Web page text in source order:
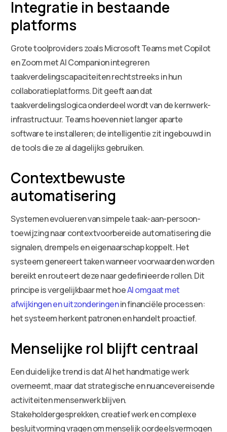
Integratie in bestaande
platforms
Grote toolproviders zoals Microsoft Teams met Copilot
en Zoom met AI Companion integreren
taakverdelingscapaciteiten rechtstreeks in hun
collaboratieplatforms. Dit geeft aan dat
taakverdelingslogica onderdeel wordt van de kernwerk-
infrastructuur. Teams hoeven niet langer aparte
software te installeren; de intelligentie zit ingebouwd in
de tools die ze al dagelijks gebruiken.
Contextbewuste
automatisering
Systemen evolueren van simpele taak-aan-persoon-
toewijzing naar contextvoorbereide automatisering die
signalen, drempels en eigenaarschap koppelt. Het
systeem genereert taken wanneer voorwaarden worden
bereikt en routeert deze naar gedefinieerde rollen. Dit
principe is vergelijkbaar met hoeAI omgaat met
afwijkingen en uitzonderingenin financiële processen:
het systeem herkent patronen en handelt proactief.
Menselijke rol blijft centraal
Een duidelijke trend is dat AI het handmatige werk
overneemt, maar dat strategische en nuancevereisende
activiteiten mensenwerk blijven.
Stakeholdergesprekken, creatief werk en complexe
besluitvorming vragen om menselijk oordeelsvermogen